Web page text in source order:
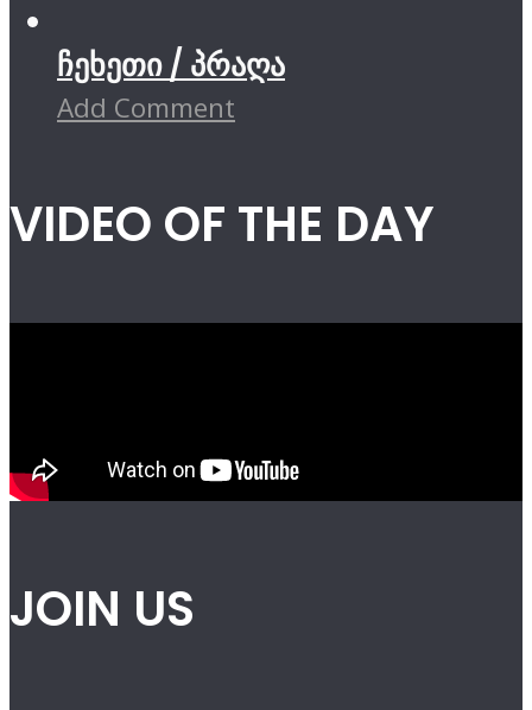
ჩეხეთი / პრაღა
Add Comment
VIDEO OF THE DAY
JOIN US